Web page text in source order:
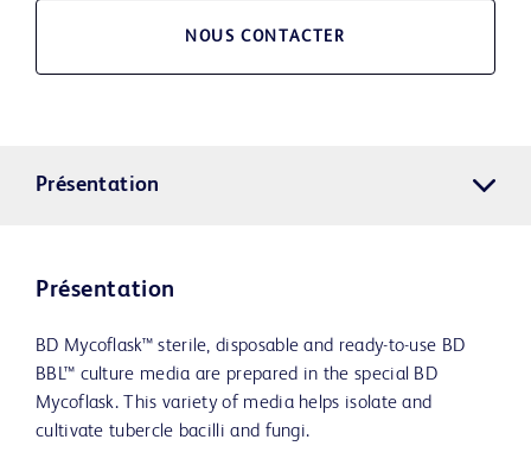
NOUS CONTACTER
Présentation
Présentation
BD Mycoflask™ sterile, disposable and ready-to-use BD
BBL™ culture media are prepared in the special BD
Mycoflask. This variety of media helps isolate and
cultivate tubercle bacilli and fungi.